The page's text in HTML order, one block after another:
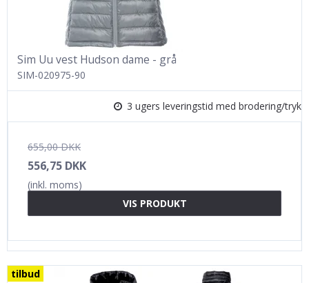
Sim Uu vest Hudson dame - grå
SIM-020975-90
3 ugers leveringstid med brodering/tryk
655,00 DKK
556,75 DKK
(inkl. moms)
VIS PRODUKT
tilbud